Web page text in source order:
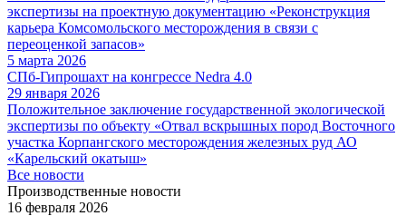
экспертизы на проектную документацию «Реконструкция
карьера Комсомольского месторождения в связи с
переоценкой запасов»
5 марта 2026
СПб-Гипрошахт на конгрессе Nedra 4.0
29 января 2026
Положительное заключение государственной экологической
экспертизы по объекту «Отвал вскрышных пород Восточного
участка Корпангского месторождения железных руд АО
«Карельский окатыш»
Все новости
Производственные новости
16 февраля 2026